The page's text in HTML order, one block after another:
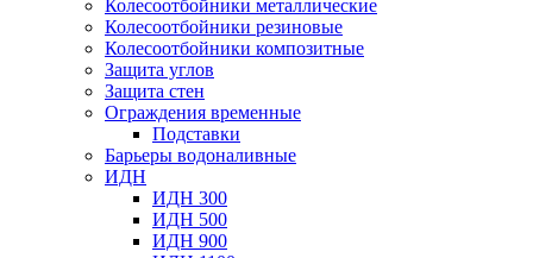
Колесоотбойники металлические
Колесоотбойники резиновые
Колесоотбойники композитные
Защита углов
Защита стен
Ограждения временные
Подставки
Барьеры водоналивные
ИДН
ИДН 300
ИДН 500
ИДН 900